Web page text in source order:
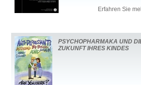
Erfahren Sie
PSYCHOPHARMAKA UND
ZUKUNFT IHRES KINDES